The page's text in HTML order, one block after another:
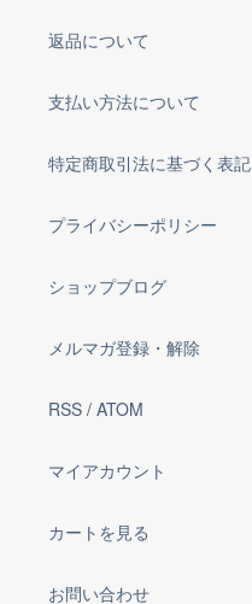
返品について
支払い方法について
特定商取引法に基づく表記
プライバシーポリシー
ショップブログ
メルマガ登録・解除
RSS / ATOM
マイアカウント
カートを見る
お問い合わせ